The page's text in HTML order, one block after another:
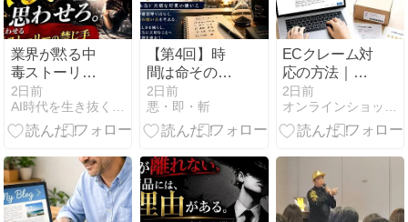
る！！
業界が黙る中
毒ストーリー
の法則──人を
狂わせ「買わ
ずにいられな
手
2日前
AI時代を生き抜くための思考と稼ぐ力
【第4回】時
間は命そのも
のである｜本
当に大切な時
間の使い方
2日前
悪・即・斬
ECクレーム対
応の方法｜初
動・返信・返
金判断・再発
防止まで解説
2日前
オンラインショップの開設構築と運営ガイド